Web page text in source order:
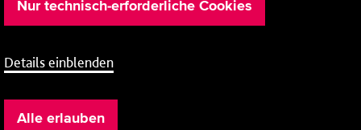
Nur technisch-erforderliche Cookies
Details einblenden
Alle erlauben